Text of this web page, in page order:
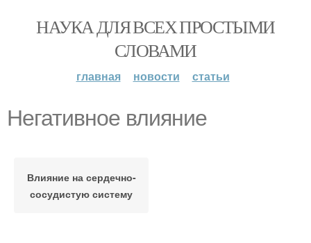
НАУКА ДЛЯ ВСЕХ ПРОСТЫМИ
СЛОВАМИ
главная новости статьи
Негативное влияние
Влияние на сердечно-
сосудистую систему